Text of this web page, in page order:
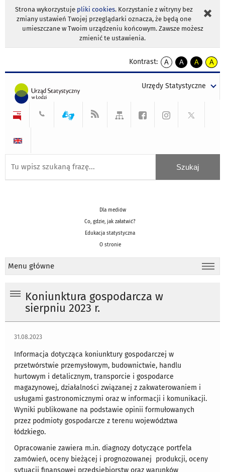
Strona wykorzystuje pliki cookies. Korzystanie z witryny bez
zmiany ustawień Twojej przeglądarki oznacza, że będą one
umieszczane w Twoim urządzeniu końcowym. Zawsze możesz
zmienić te ustawienia.
Kontrast:
A
kontrast
A
kontrast
tekst
czarnym
A
kontrast
tekst
czarnym
A
tekst
żółtym
Urzędy Statystyczne
Dla mediów
Co, gdzie, jak załatwić?
Edukacja statystyczna
O stronie
Menu główne
Koniunktura gospodarcza w
sierpniu 2023 r.
31.08.2023
Informacja dotycząca koniunktury gospodarczej w
przetwórstwie przemysłowym, budownictwie, handlu
hurtowym i detalicznym, transporcie i gospodarce
magazynowej, działalności związanej z zakwaterowaniem i
usługami gastronomicznymi oraz w informacji i komunikacji.
Wyniki publikowane na podstawie opinii formułowanych
przez podmioty gospodarcze z terenu województwa
łódzkiego.
Opracowanie zawiera m.in. diagnozy dotyczące portfela
zamówień, oceny bieżącej i prognozowanej produkcji, oceny